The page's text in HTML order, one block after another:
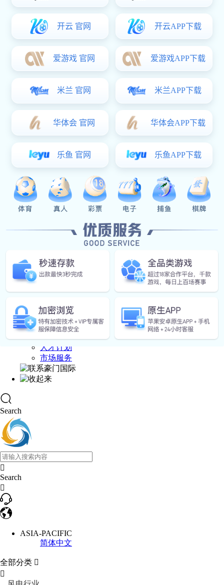
行业应用
行业应用
风电行业
光伏行业
新材料行业
下载中心
产品资料
操作说明
豪门国际 中心
行业资讯
联系豪门国际
人才计划
市场服务
Search

Search

ASIA-PACIFIC
简体中文
全部分类 
